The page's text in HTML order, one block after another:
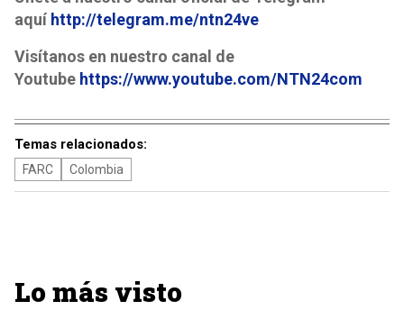
aquí http://telegram.me/ntn24ve
Visítanos en nuestro canal de
Youtube https://www.youtube.com/NTN24com
Temas relacionados:
FARC Colombia
Lo más visto